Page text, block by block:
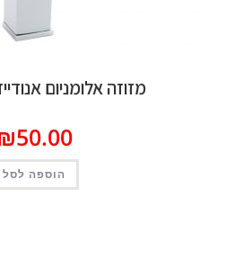
מזוזה אלומניום אנודייז 8 ס״מ לבן
₪50.00
הוספה לסל